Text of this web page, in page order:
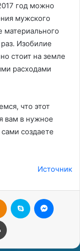
год можно
мужского
материального
Изобилие
стоит на земле
расходами
что этот
вам в нужное
создаете
Источник